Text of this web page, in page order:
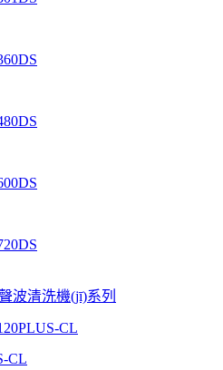
波清洗機(jī)系列
CL